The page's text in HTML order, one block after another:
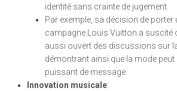
identité sans crainte de jugement.
Par exemple, sa décision de porter
campagne Louis Vuitton a suscité
aussi ouvert des discussions sur
démontrant ainsi que la mode peut
puissant de message.
Innovation musicale: